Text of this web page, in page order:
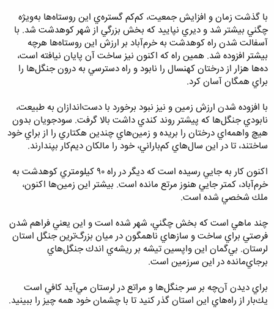
با گذشت زمان و افزايش جمعيت، كم‌كم گستره‌ي اين روستا‌ه‌ها به‌ويژه
چگني بيشتر شد و ديري نپاييد كه بخش بزرگي از شهر كوهدشت شد. با
آسفالت شدن راه كوهدشت به خرم‌آباد بر ارزش اين روستاه‌ها هرچه
بيشتر افزوده شد. همين راه كه اكنون نيز ساخت آن پايان نيافته است،
ده‌ها هزار از درختان كهنسال را نابود و راه دسترسي به درون جنگل‌ها را
براي همگان آسان كرد.
با افزوده شدن ارزش زمين و نيز نبود برخورد با دست‌اندازان به طبيعت،
نابودي جنگل‌ها كه پيشتر روند كندي داشت بالا گرفت. سودجويان بدون
هيچ واهمه‌اي درختان را بريده و زمين‌هاي چندين هكتاري را از براي خود
ساختند، تا در اين سال‌هاي كم‌باراني، خود را مالكان ديم‌كار بپندارند.
اكنون كار به جايي رسيده است كه ديگر در راه ٩٠ كيلومتري كوهدشت به
خرم‌آباد، كمتر جايي هنوز مرتع مانده است. بيشتر اين زمين‌ها اكنون،
ملك شخصي شده است.
چند ماهي است كه بخش چگني، شهر شده است و اين يعني فراهم شدن
فرصتي براي ساخت و سازهاي ناهمگون در ميان بزرگ‌ترين جنگل استان
لرستان. بي‌گمان اين واپسين تيشه بر ريشه‌ي اندك جنگل‌هاي
برجاي‌مانده در اين سرزمين است.
براي ديدن آن‌چه بر سر جنگل‌ها و مراتع در لرستان مي‌آيد كافي است
يك‌بار از راه‌هاي اين استان گذر كنيد تا با چشمان خود همه چيز را ببينيد.